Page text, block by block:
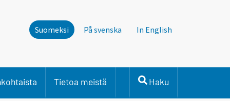
Suomeksi På svenska In English
Tietoa meistä Haku